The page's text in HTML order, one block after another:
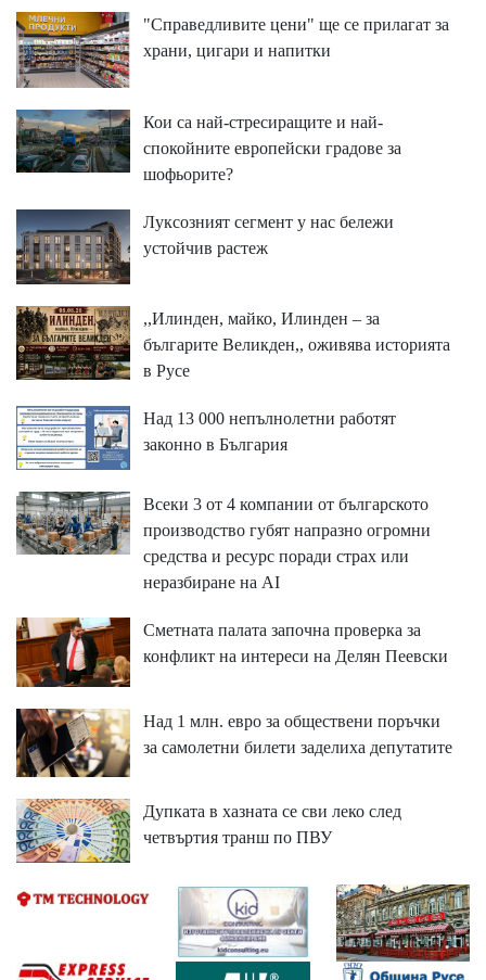
"Справедливите цени" ще се прилагат за
храни, цигари и напитки
Кои са най-стресиращите и най-
спокойните европейски градове за
шофьорите?
Луксозният сегмент у нас бележи
устойчив растеж
,,Илинден, майко, Илинден – за
българите Великден,, оживява историята
в Русе
Над 13 000 непълнолетни работят
законно в България
Всеки 3 от 4 компании от българското
производство губят напразно огромни
средства и ресурс поради страх или
неразбиране на AI
Сметната палата започна проверка за
конфликт на интереси на Делян Пеевски
Над 1 млн. евро за обществени поръчки
за самолетни билети заделиха депутатите
Дупката в хазната се сви леко след
четвъртия транш по ПВУ